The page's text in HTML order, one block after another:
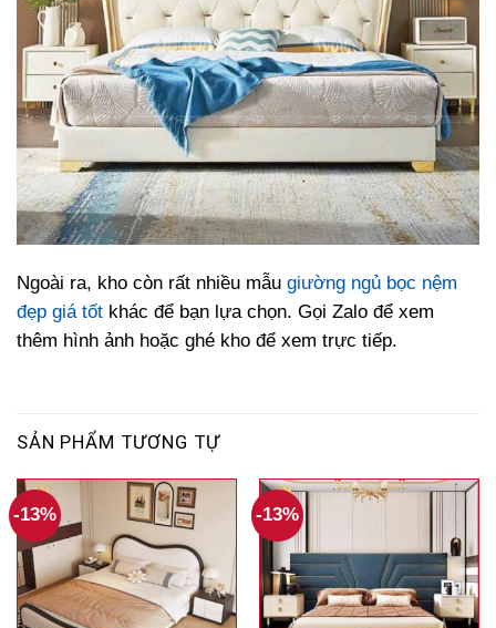
Ngoài ra, kho còn rất nhiều mẫu giường ngủ bọc nệm
đẹp giá tốt khác để bạn lựa chọn. Gọi Zalo để xem
thêm hình ảnh hoặc ghé kho để xem trực tiếp.
SẢN PHẨM TƯƠNG TỰ
-13% -13%